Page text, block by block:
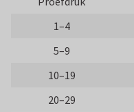
1–4
5–9
10–19
20–29